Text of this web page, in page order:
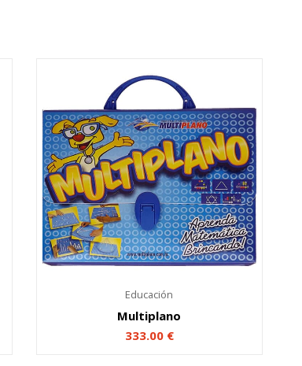
Educación
Multiplano
333.00 €